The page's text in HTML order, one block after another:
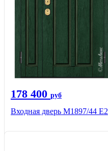
178 400 руб
Входная дверь М1897/44 Е2